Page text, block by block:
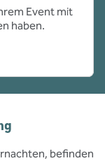
Event mit
haben.
befinden